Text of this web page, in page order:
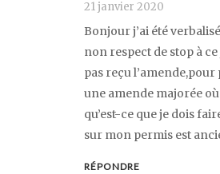
21 janvier 2020
Bonjour j’ai été
non respect de stop à
pas reçu
une amende majorée
qu’est-ce que je dois
sur mon permis est
RÉPONDRE